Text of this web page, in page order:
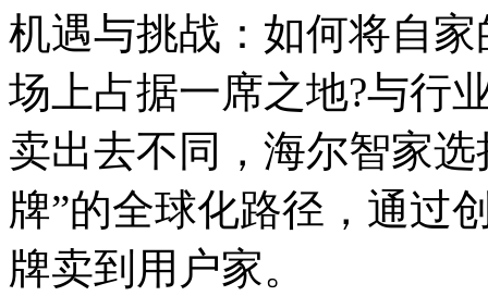
为
北
美
最
大
厨
房、
卫
浴
室
内
机遇与挑战：如何将自
场上占据一席之地?与行
卖出去不同，海尔智家
牌”的全球化路径，通过
牌卖到用户家。